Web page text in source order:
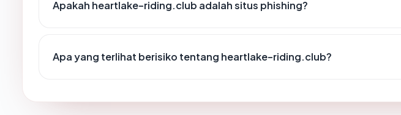
Apakah heartlake-riding.club adalah situs phishing?
Apa yang terlihat berisiko tentang heartlake-riding.club?